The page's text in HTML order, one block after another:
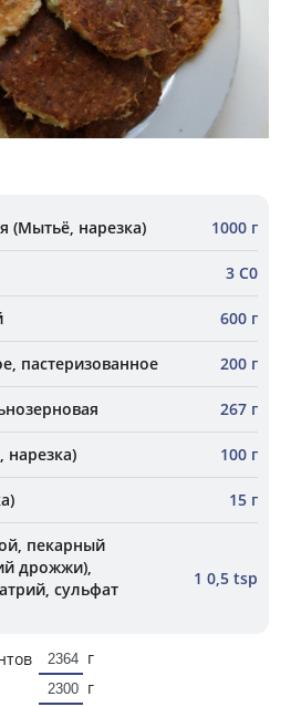
(Мытьё, нарезка) 1000 г
3 С0
600 г
пастеризованное 200 г
267 г
100 г
15 г
пекарный
дрожжи),
сульфат
1 0,5 tsp
г
г